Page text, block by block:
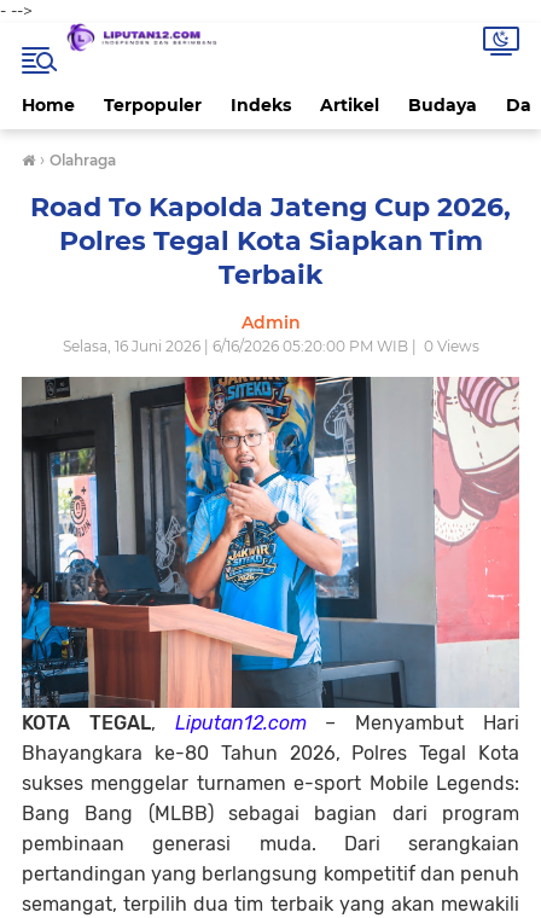
- -->
Home Terpopuler Indeks Artikel Budaya
› Olahraga
Road To Kapolda Jateng Cup 2026,
Polres Tegal Kota Siapkan Tim
Terbaik
Admin
Selasa, 16 Juni 2026 | 6/16/2026 05:20:00 PM WIB | 0Views
KOTA TEGAL, Liputan12.com– Menyambut Hari
Bhayangkara ke-80 Tahun 2026, Polres Tegal Kota
sukses menggelar turnamen e-sport Mobile Legends:
Bang Bang (MLBB) sebagai bagian dari program
pembinaan generasi muda. Dari serangkaian
pertandingan yang berlangsung kompetitif dan penuh
semangat, terpilih dua tim terbaik yang akan mewakili